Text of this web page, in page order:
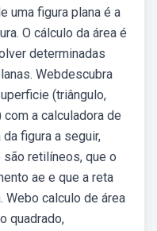
uma figura plana é a
O cálculo da área é
determinadas
Webdescubra
(triângulo,
a calculadora de
figura a seguir,
retilíneos, que o
ae e que a reta
Webo calculo de área
quadrado,